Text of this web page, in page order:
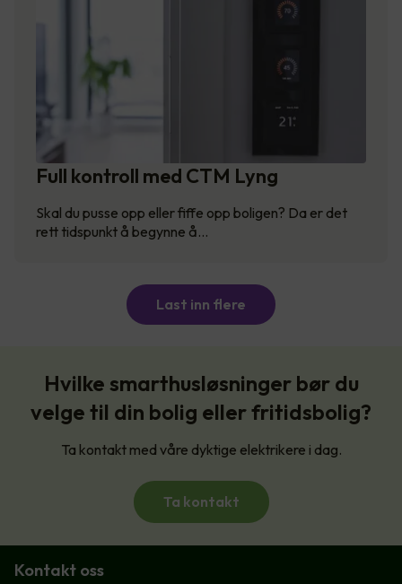
Full kontroll med CTM Lyng
Skal du pusse opp eller fiffe opp boligen? Da er det
rett tidspunkt å begynne å…
Last inn flere
Hvilke smarthusløsninger bør du
velge til din bolig eller fritidsbolig?
Ta kontakt med våre dyktige elektrikere i dag.
Ta kontakt
Kontakt oss